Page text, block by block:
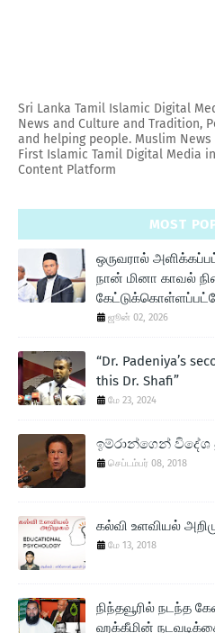
Sri Lanka Tamil Islamic Digital
News and Culture and Tradition,
and helping people. Muslim News
First Islamic Tamil Digital Media
Content Platform
MOST
ஒருவரால்
நான் மினா காவல்
ஜூன் 02, 2026
“Dr. Padeniya’s
this Dr. Shafi”
மே 23, 2024
ඉම්රාන්ගෙන් විදේශ
செப்டம்பர் 08, 2018
கல்வி உளவியல்
மே 13, 2018
நிந்தவூரில் நடந்த
ஹக்கீமின்